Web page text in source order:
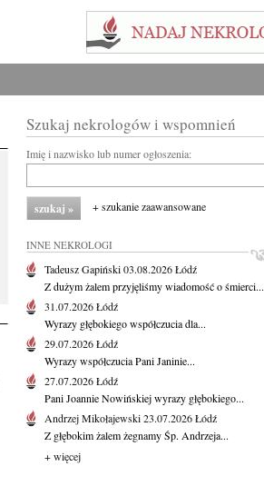
Szukaj nekrologów i wspomnień
Imię i nazwisko lub numer ogłoszenia:
+ szukanie zaawansowane
INNE NEKROLOGI
Tadeusz Gapiński03.08.2026Łódź
Z dużym żalem przyjęliśmy wiadomość o śmierci...
31.07.2026Łódź
Wyrazy głębokiego współczucia dla...
29.07.2026Łódź
Wyrazy współczucia Pani Janinie...
27.07.2026Łódź
Pani Joannie Nowińskiej wyrazy głębokiego...
Andrzej Mikołajewski23.07.2026Łódź
Z głębokim żalem żegnamy Śp. Andrzeja...
+ więcej